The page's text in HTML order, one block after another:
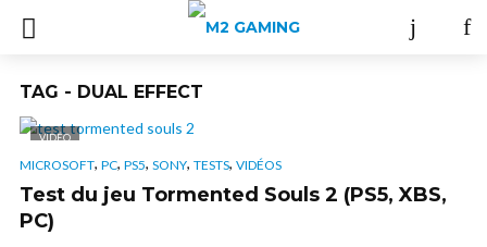
TAG - DUAL EFFECT
VIDÉO
MICROSOFT, PC, PS5, SONY, TESTS, VIDÉOS
Test du jeu Tormented Souls 2 (PS5, XBS,
PC)